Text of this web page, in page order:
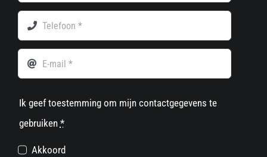
Ik geef toestemming om mijn contactgegevens te
gebruiken *
Akkoord